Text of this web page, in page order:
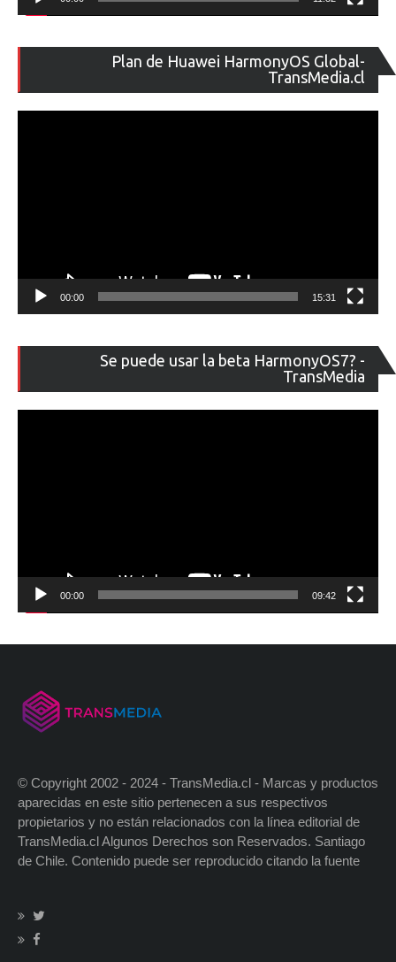
Plan de Huawei HarmonyOS Global-
TransMedia.cl
de
00:00 15:31
Se puede usar la beta HarmonyOS7? -
TransMedia
de
00:00 09:42
© Copyright 2002 - 2024 - TransMedia.cl - Marcas y productos
aparecidas en este sitio pertenecen a sus respectivos
propietarios y no están relacionados con la línea editorial de
TransMedia.cl Algunos Derechos son Reservados. Santiago
de Chile. Contenido puede ser reproducido citando la fuente